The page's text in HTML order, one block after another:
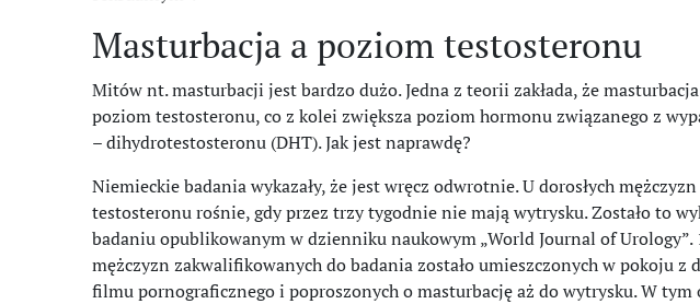
Masturbacja a poziom testosteronu
Mitów nt. masturbacji jest bardzo dużo. Jedna z teorii zakłada, że
poziom testosteronu, co z kolei zwiększa poziom hormonu związanego z
– dihydrotestosteronu (DHT). Jak jest naprawdę?
Niemieckie badania wykazały, że jest wręcz odwrotnie. U dorosłych
testosteronu rośnie, gdy przez trzy tygodnie nie mają wytrysku. Zostało to
badaniu opublikowanym w dzienniku naukowym „World Journal of Urology”.
mężczyzn zakwalifikowanych do badania zostało umieszczonych w pokoju z
filmu pornograficznego i poproszonych o masturbację aż do wytrysku. W tym